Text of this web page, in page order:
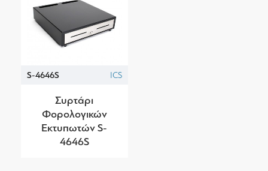
S-4646S ICS
Συρτάρι
Φορολογικών
Εκτυπωτών S-
4646S